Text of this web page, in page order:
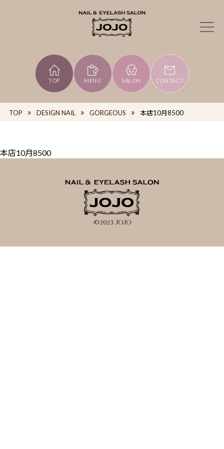
TOP MENU SALON CONTACT
TOP DESIGN NAIL GORGEOUS 本店10月8500
本店10月8500
©2023 JOJO